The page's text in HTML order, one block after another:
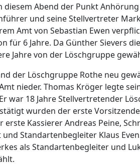
Abend der Punkt
und seine Stellvertreter
Amt von Sebastian Ewen
für 6 Jahre. Da Günther Sievers
Jahre von der Löschgruppe
der Löschgruppe Rothe neu
nieder. Thomas Kröger legte
war 18 Jahre Stellvertretender
wurden der erste
erste Kassierer Andreas Peine,
Standartenbegleiter Klaus
als Standartenbegleiter und